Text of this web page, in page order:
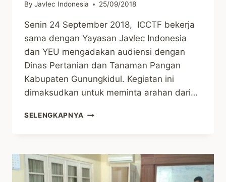
By Javlec Indonesia 25/09/2018
Senin 24 September 2018, ICCTF bekerja
sama dengan Yayasan Javlec Indonesia
dan YEU mengadakan audiensi dengan
Dinas Pertanian dan Tanaman Pangan
Kabupaten Gunungkidul. Kegiatan ini
dimaksudkan untuk meminta arahan dari…
SELENGKAPNYA JAVLEC
DINAS
PERTANIAN
DAN